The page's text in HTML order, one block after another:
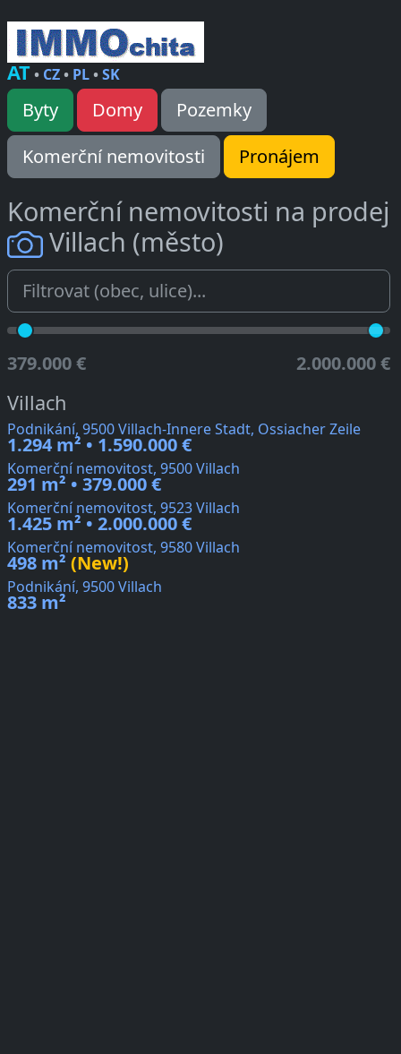
AT• CZ• PL•SK
Byty Domy
Pozemky
Komerční nemovitosti
Pronájem
Komerční nemovitosti na prodej
Villach (město)
379.000 € 2.000.000 €
Villach
Podnikání, 9500 Villach-Innere Stadt, Ossiacher Zeile
1.294 m² • 1.590.000 €
Komerční nemovitost, 9500 Villach
291 m² • 379.000 €
Komerční nemovitost, 9523 Villach
1.425 m² • 2.000.000 €
Komerční nemovitost, 9580 Villach
498 m² (New!)
Podnikání, 9500 Villach
833 m²